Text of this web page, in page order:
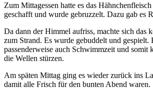
Zum Mittagessen hatte es das
geschafft und wurde gebruzzelt. Dazu gab es
Da dann der Himmel aufriss, machte sich das
zum Strand. Es wurde gebuddelt und gespielt.
passenderweise auch Schwimmzeit und somit
die Wellen stürzen.
Am späten Mittag ging es wieder zurück ins
damit alle Frisch für den bunten Abend waren.